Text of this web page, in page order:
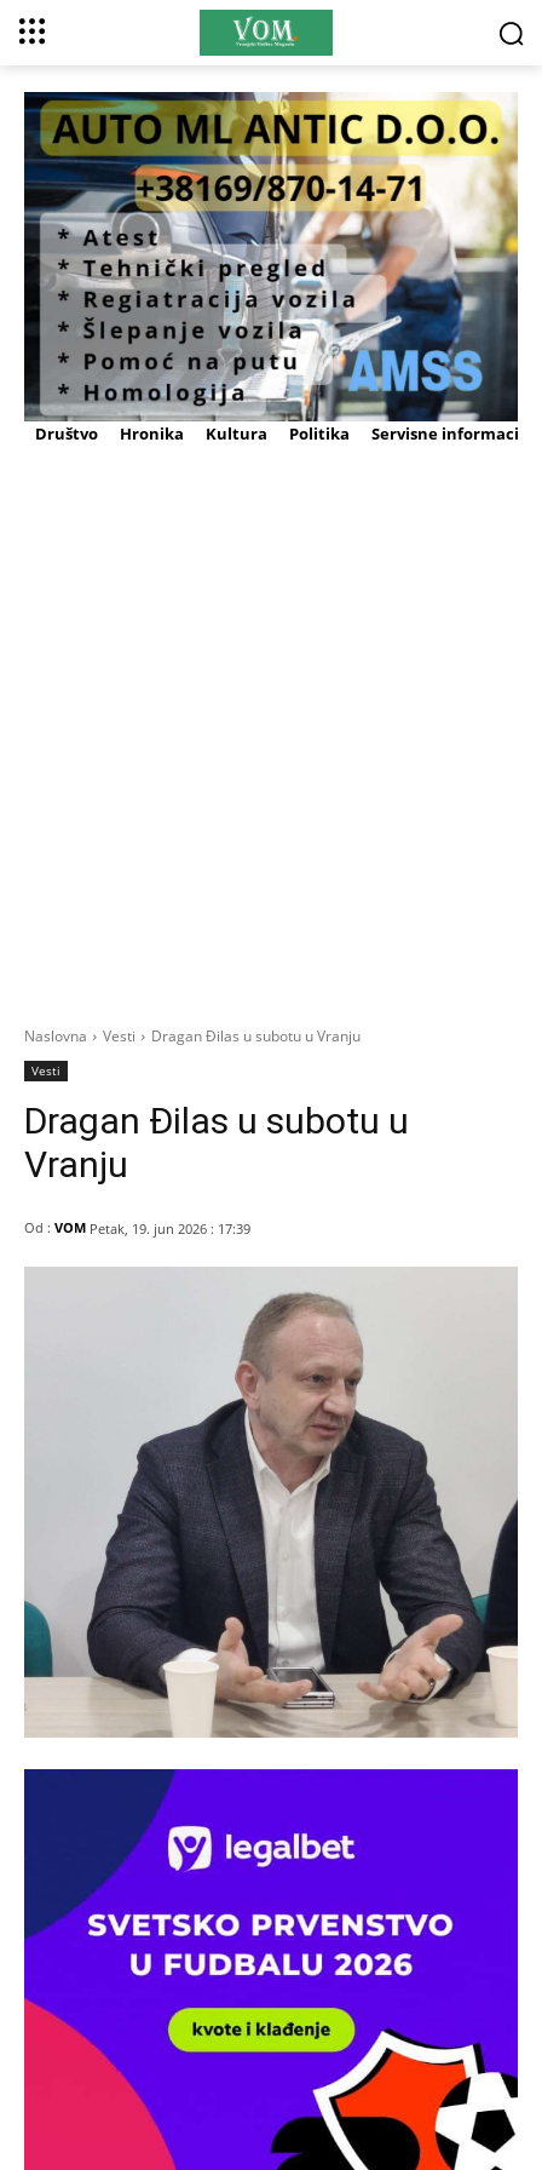
Društvo Hronika Kultura Politika Servisne informacije
Naslovna Vesti Dragan Đilas u subotu u Vranju
Vesti
Dragan Đilas u subotu u
Vranju
Od : VOM Petak, 19. jun 2026 : 17:39